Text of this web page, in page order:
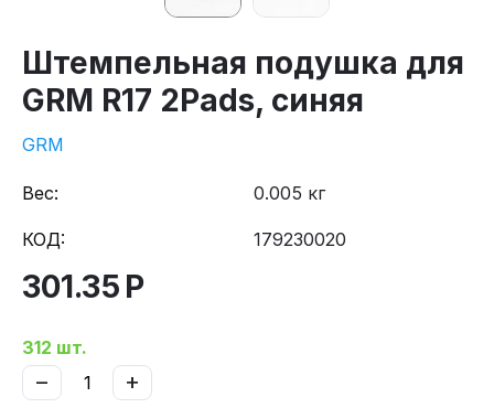
Штемпельная подушка для
GRM R17 2Pads, синяя
GRM
Вес: 0.005 кг
КОД: 179230020
301.35 Р
312 шт.
+
−